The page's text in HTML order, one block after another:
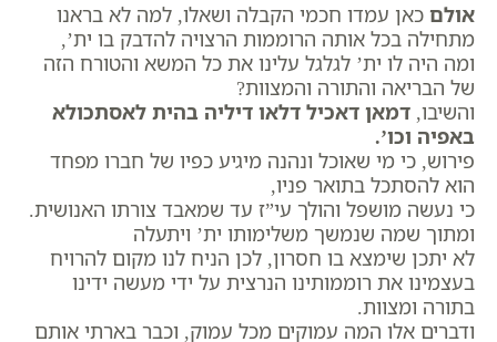
אולם כאן עמדו חכמי הקבלה ושאלו, למה לא בראנו
מתחילה בכל אותה הרוממות הרצויה להדבק בו ית’,
ומה היה לו ית’ לגלגל עלינו את כל המשא והטורח הזה
של הבריאה והתורה והמצוות?
והשיבו, דמאן דאכיל דלאו דיליה בהית לאסתכולא
באפיה וכו’.
פירוש, כי מי שאוכל ונהנה מיגיע כפיו של חברו מפחד
הוא להסתכל בתואר פניו,
כי נעשה מושפל והולך עי”ז עד שמאבד צורתו האנושית.
ומתוך שמה שנמשך משלימותו ית’ ויתעלה
לא יתכן שימצא בו חסרון, לכן הניח לנו מקום להרויח
בעצמינו את רוממותינו הנרצית על ידי מעשה ידינו
בתורה ומצוות.
ודברים אלו המה עמוקים מכל עמוק, וכבר בארתי אותם